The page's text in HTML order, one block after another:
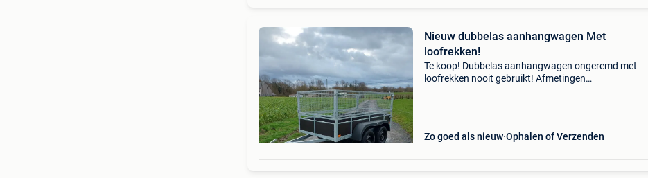
Nieuw dubbelas aanhangwagen Met
loofrekken!
Te koop! Dubbelas aanhangwagen ongeremd met
loofrekken nooit gebruikt! Afmetingen
Zo goed als nieuw Ophalen of Verzenden